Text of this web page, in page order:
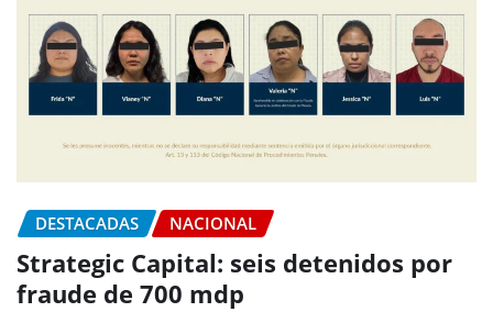
DESTACADAS NACIONAL
Strategic Capital: seis detenidos por
fraude de 700 mdp